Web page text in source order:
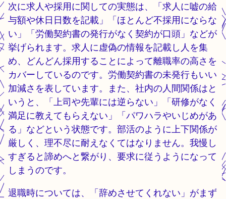
次に求人や採用に関しての実態は、「求人に嘘の給
与額や休日日数を記載」「ほとんど不採用にならな
い」「労働契約書の発行がなく契約が口頭」などが
挙げられます。求人に虚偽の情報を記載し人を集
め、どんどん採用することによって離職率の高さを
カバーしているのです。労働契約書の未発行もいい
加減さを表しています。また、社内の人間関係はと
いうと、「上司や先輩には逆らない」「研修がなく
満足に教えてもらえない」「パワハラやいじめがあ
る」などという状態です。部活のように上下関係が
厳しく、理不尽に耐えなくてはなりません。我慢し
すぎると諦めへと繋がり、要求に従うようになって
しまうのです。
退職時については、「辞めさせてくれない」がまず